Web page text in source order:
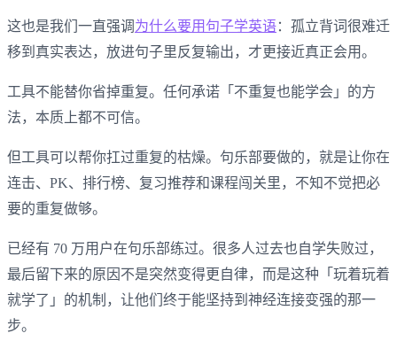
这也是我们一直强调 为什么要用句子学英语：孤立背词很难迁
移到真实表达，放进句子里反复输出，才更接近真正会用。
工具不能替你省掉重复。任何承诺「不重复也能学会」的方
法，本质上都不可信。
但工具可以帮你扛过重复的枯燥。句乐部要做的，就是让你在
连击、PK、排行榜、复习推荐和课程闯关里，不知不觉把必
要的重复做够。
已经有 70 万用户在句乐部练过。很多人过去也自学失败过，
最后留下来的原因不是突然变得更自律，而是这种「玩着玩着
就学了」的机制，让他们终于能坚持到神经连接变强的那一
步。